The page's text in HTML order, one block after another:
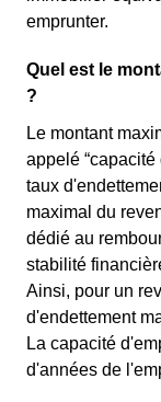
emprunter.
Quel est le
?
Le montant
appelé
taux
maximal du
dédié au
stabilité
Ainsi, pour un
d'endettement
La capacité
d'années de